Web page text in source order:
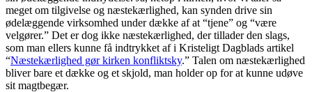
meget om tilgivelse og næstekærlighed, kan synden drive sin
ødelæggende virksomhed under dække af at “tjene” og “være
velgører.” Det er dog ikke næstekærlighed, der tillader den slags,
som man ellers kunne få indtrykket af i Kristeligt Dagblads artikel
“Næstekærlighed gør kirken konfliktsky.” Talen om næstekærlighed
bliver bare et dække og et skjold, man holder op for at kunne udøve
sit magtbegær.